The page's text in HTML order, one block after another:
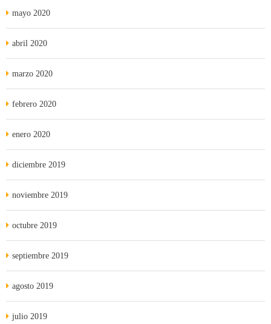
mayo 2020
abril 2020
marzo 2020
febrero 2020
enero 2020
diciembre 2019
noviembre 2019
octubre 2019
septiembre 2019
agosto 2019
julio 2019